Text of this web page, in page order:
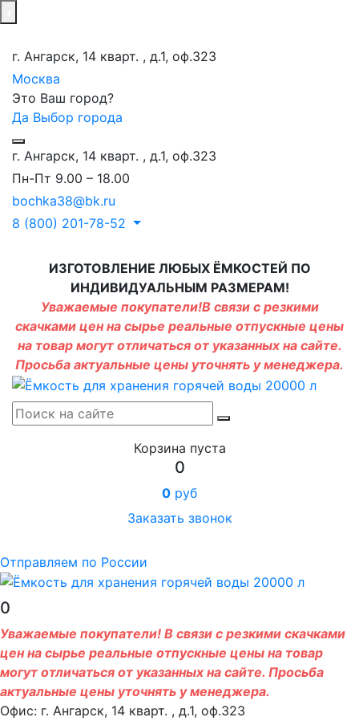
г. Ангарск, 14 кварт. , д.1, оф.323
Москва
Это Ваш город?
Да Выбор города
г. Ангарск, 14 кварт. , д.1, оф.323
Пн-Пт 9.00 – 18.00
bochka38@bk.ru
8 (800) 201-78-52
ИЗГОТОВЛЕНИЕ ЛЮБЫХ ЁМКОСТЕЙ ПО
ИНДИВИДУАЛЬНЫМ РАЗМЕРАМ!
Уважаемые покупатели!В связи с резкими
скачками цен на сырье реальные отпускные цены
на товар могут отличаться от указанных на сайте.
Просьба актуальные цены уточнять у менеджера.
Корзина пуста
0
0 руб
Заказать звонок
Отправляем по России
0
Уважаемые покупатели! В связи с резкими скачками
цен на сырье реальные отпускные цены на товар
могут отличаться от указанных на сайте. Просьба
актуальные цены уточнять у менеджера.
Офис: г. Ангарск, 14 кварт. , д.1, оф.323